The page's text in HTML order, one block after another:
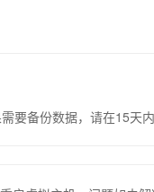
要备份数据，请在15天